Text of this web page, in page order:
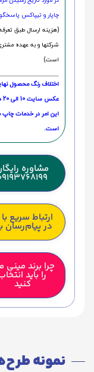
چاپار و تیپاکس
(هزینه ارسال طبق
شرکتها و به عهده
است)
اختلاف رنگ محصول
این امر در خدمات چاپ
است.
مشاوره
ارتباط سریع با
در پیام‌رسان
چرا برند مینی
را باید
کنید
نمونه